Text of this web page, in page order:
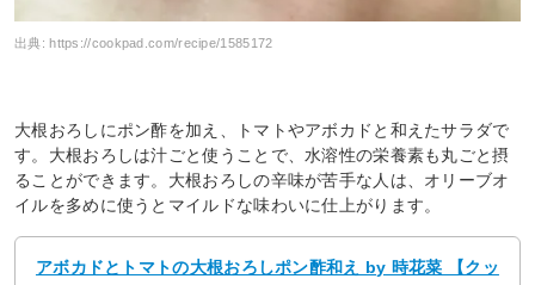
出典: https://cookpad.com/recipe/1585172
大根おろしにポン酢を加え、トマトやアボカドと和えたサラダで
す。大根おろしは汁ごと使うことで、水溶性の栄養素も丸ごと摂
ることができます。大根おろしの辛味が苦手な人は、オリーブオ
イルを多めに使うとマイルドな味わいに仕上がります。
アボカドとトマトの大根おろしポン酢和え by 時花菜 【クッ